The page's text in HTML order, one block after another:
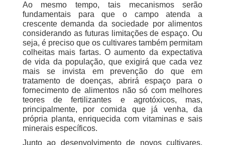
Ao mesmo tempo, tais mecanismos serão
fundamentais para que o campo atenda a
crescente demanda da sociedade por alimentos
considerando as futuras limitações de espaço. Ou
seja, é preciso que os cultivares também permitam
colheitas mais fartas. O aumento da expectativa
de vida da população, que exigirá que cada vez
mais se invista em prevenção do que em
tratamento de doenças, abrirá espaço para o
fornecimento de alimentos não só com melhores
teores de fertilizantes e agrotóxicos, mas,
principalmente, por comida que já venha, da
própria planta, enriquecida com vitaminas e sais
minerais específicos.
Junto ao desenvolvimento de novos cultivares,